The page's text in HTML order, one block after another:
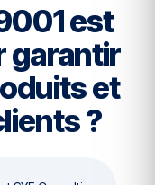
est
garantir
et
?